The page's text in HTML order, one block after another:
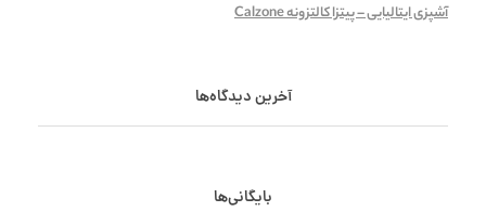
آشپزی ایتالیایی – پیتزا کالتزونه Calzone
آخرین دیدگاه‌ها
بایگانی‌ها